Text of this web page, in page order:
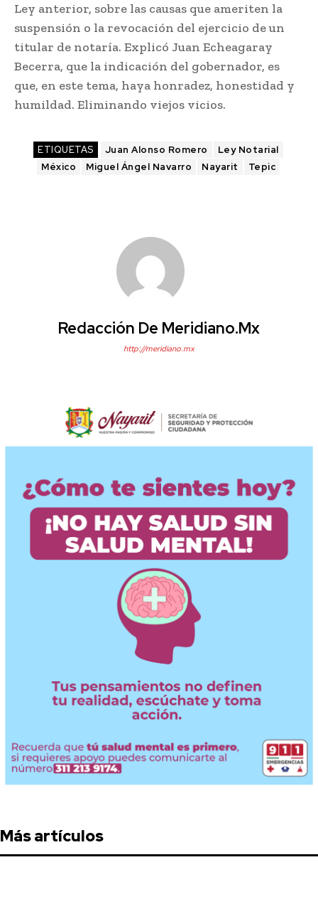
Ley anterior, sobre las causas que ameriten la
suspensión o la revocación del ejercicio de un
titular de notaría. Explicó Juan Echeagaray
Becerra, que la indicación del gobernador, es
que, en este tema, haya honradez, honestidad y
humildad. Eliminando viejos vicios.
ETIQUETAS Juan Alonso Romero
Ley Notarial
México
Miguel Ángel Navarro Nayarit Tepic
Redacción De Meridiano.mx
http://meridiano.mx
Más artículos